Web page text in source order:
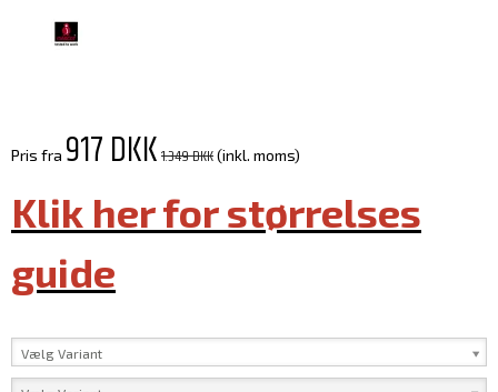
Pris fra 917 DKK1.349 DKK(inkl. moms)
Klik her for størrelses
guide
Vælg Variant